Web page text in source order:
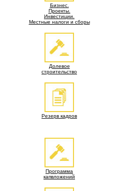
Бизнес.
Проекты.
Инвестиции.
Местные налоги и сборы
Долевое
строительство
Резерв кадров
Программа
капвложений